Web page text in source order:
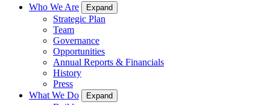
Who We Are Expand
Strategic Plan
Team
Governance
Opportunities
Annual Reports & Financials
History
Press
What We Do
Expand